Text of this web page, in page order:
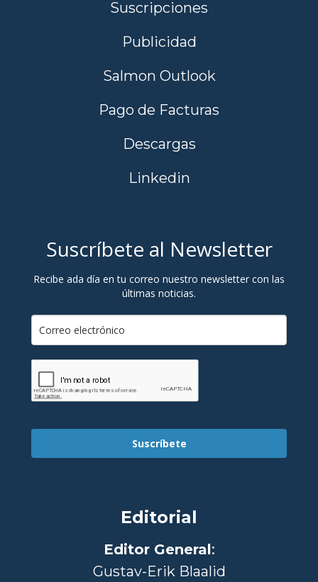
Suscripciones
Publicidad
Salmon Outlook
Pago de Facturas
Descargas
Linkedin
Suscríbete al Newsletter
Recibe ada día en tu correo nuestro newsletter con las
últimas noticias.
Suscríbete
Editorial
Editor General:
Gustav-Erik Blaalid